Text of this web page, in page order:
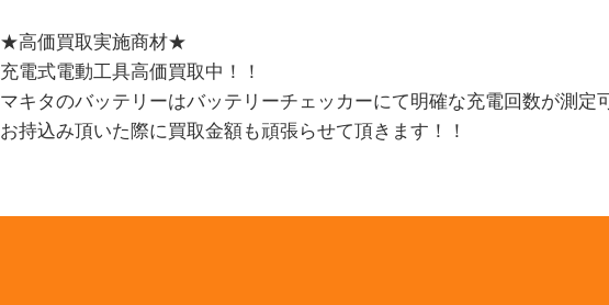
★高価買取実施商材★
充電式電動工具高価買取中！！
マキタのバッテリーはバッテリーチェッカーにて明確な充電回数が測定
お持込み頂いた際に買取金額も頑張らせて頂きます！！